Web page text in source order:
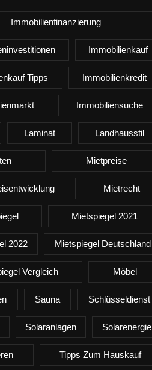
Immobilienfinanzierung
Immobilienkauf
Tipps Immobilienkredit
Immobiliensuche
Laminat Landhausstil
Mietpreise
Mietrecht
Mietspiegel 2021
2022 Mietspiegel Deutschland
Vergleich Möbel
Sauna Schlüsseldienst
Solaranlagen Solarenergie
Tipps Zum Hauskauf